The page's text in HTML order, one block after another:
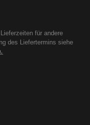
für andere
des Liefertermins siehe